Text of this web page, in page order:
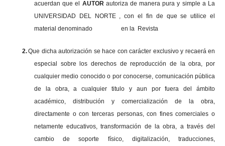
acuerdan que el AUTOR autoriza de manera pura y simple a La
UNIVERSIDAD DEL NORTE , con el fin de que se utilice el
material denominado en la Revista
2.Que dicha autorización se hace con carácter exclusivo y recaerá en
especial sobre los derechos de reproducción de la obra, por
cualquier medio conocido o por conocerse, comunicación pública
de la obra, a cualquier titulo y aun por fuera del ámbito
académico, distribución y comercialización de la obra,
directamente o con terceras personas, con fines comerciales o
netamente educativos, transformación de la obra, a través del
cambio de soporte físico, digitalización, traducciones,